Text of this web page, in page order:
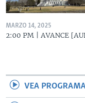
MARZO 14, 2025
2:00 PM | AVANCE
VEA